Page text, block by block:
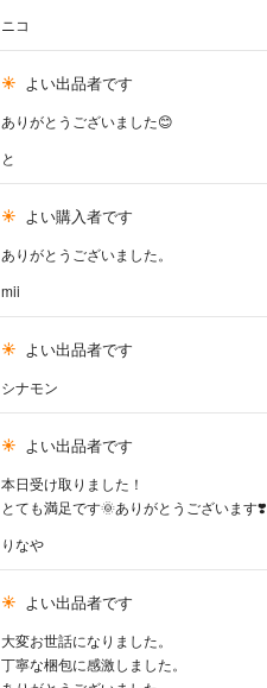
ニコ
よい出品者です
ありがとうございました😊
と
よい購入者です
ありがとうございました。
mii
よい出品者です
シナモン
よい出品者です
本日受け取りました！
とても満足です🌞ありがとうございます❣️
りなや
よい出品者です
大変お世話になりました。
丁寧な梱包に感激しました。